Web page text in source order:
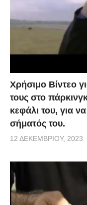
Χρήσιμο Βίντεο
τους στο
κεφάλι του, για
σήματός του.
12 ΔΕΚΕΜΒΡΊΟΥ, 2023